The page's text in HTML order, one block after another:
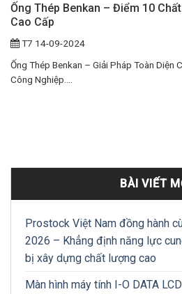
Ống Thép Benkan – Điểm 10
Cao Cấp
T7 14-09-2024
Ống Thép Benkan – Giải Pháp Toàn Diện
Công Nghiệp....
BÀI VIẾT
Prostock Việt Nam đồng hành
2026 – Khẳng định năng lực
bị xây dựng chất lượng cao
Màn hình máy tính I-O DATA